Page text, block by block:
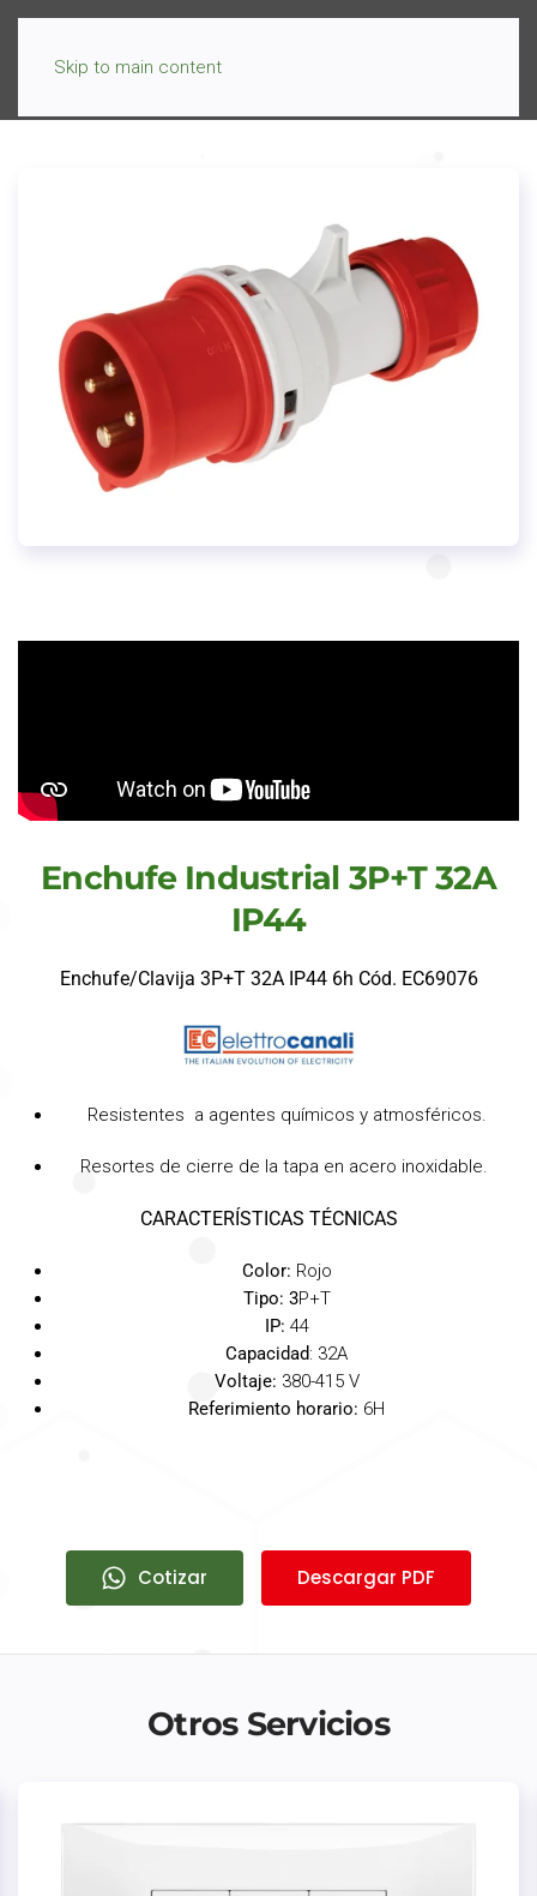
Skip to main content
Enchufe Industrial 3P+T 32A
IP44
Enchufe/Clavija 3P+T 32A IP44 6h Cód. EC69076
Resistentes a agentes químicos y atmosféricos.
Resortes de cierre de la tapa en acero inoxidable.
CARACTERÍSTICAS TÉCNICAS
Color: Rojo
Tipo: 3P+T
IP: 44
Capacidad: 32A
Voltaje: 380-415 V
Referimiento horario: 6H
Cotizar Descargar PDF
Otros Servicios